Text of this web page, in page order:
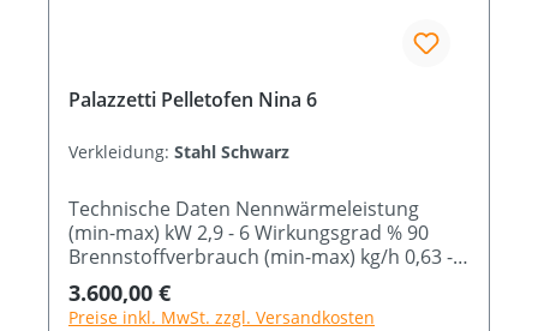
Palazzetti Pelletofen Nina 6
Verkleidung: Stahl Schwarz
Technische Daten Nennwärmeleistung
(min-max) kW 2,9 - 6 Wirkungsgrad % 90
Brennstoffverbrauch (min-max) kg/h 0,63 -
Regulärer Preis:
3.600,00 €
Preise inkl. MwSt. zzgl. Versandkosten